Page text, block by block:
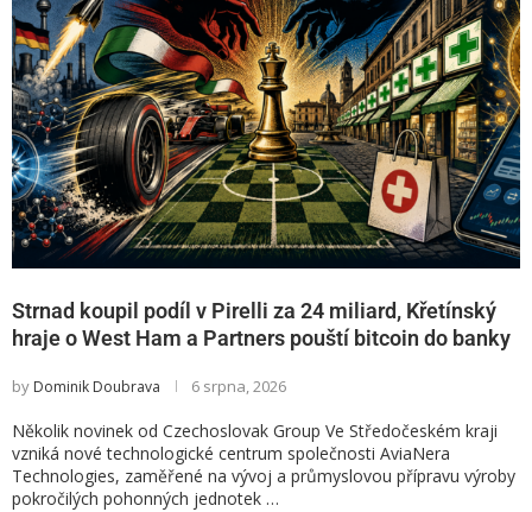
Strnad koupil podíl v Pirelli za 24 miliard, Křetínský
hraje o West Ham a Partners pouští bitcoin do banky
by Dominik Doubrava 6 srpna, 2026
Několik novinek od Czechoslovak Group Ve Středočeském kraji
vzniká nové technologické centrum společnosti AviaNera
Technologies, zaměřené na vývoj a průmyslovou přípravu výroby
pokročilých pohonných jednotek …